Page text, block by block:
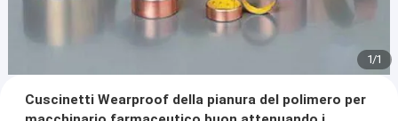
1/1
Cuscinetti Wearproof della pianura del polimero per